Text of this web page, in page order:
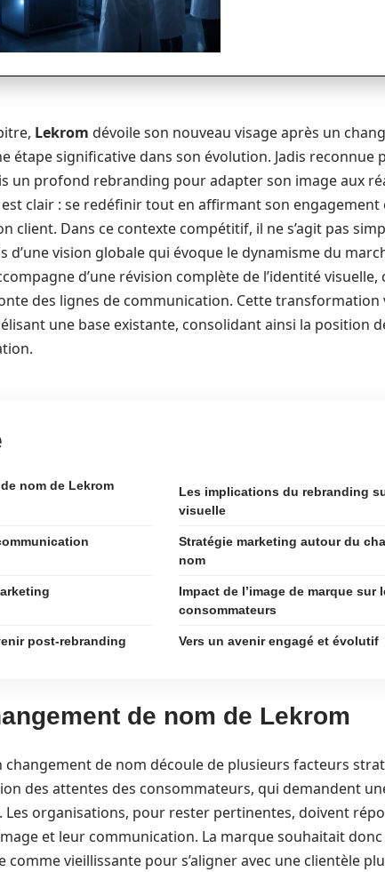
Lekrom dévoile son nouveau visage après un
étape significative dans son évolution. Jadis reconnue
un profond rebranding pour adapter son image aux
clair : se redéfinir tout en affirmant son engagement
client. Dans ce contexte compétitif, il ne s’agit pas
d’une vision globale qui évoque le dynamisme du
d’une révision complète de l’identité
des lignes de communication. Cette transformation
une base existante, consolidant ainsi la position
nom de Lekrom
Les implications du rebranding
visuelle
Stratégie marketing autour du
nom
Impact de l’image de marque sur
consommateurs
post-rebranding Vers un avenir engagé et évolutif
de nom de Lekrom
changement de nom découle de plusieurs facteurs
des attentes des consommateurs, qui demandent
organisations, pour rester pertinentes, doivent
et leur communication. La marque souhaitait
comme vieillissante pour s’aligner avec une clientèle